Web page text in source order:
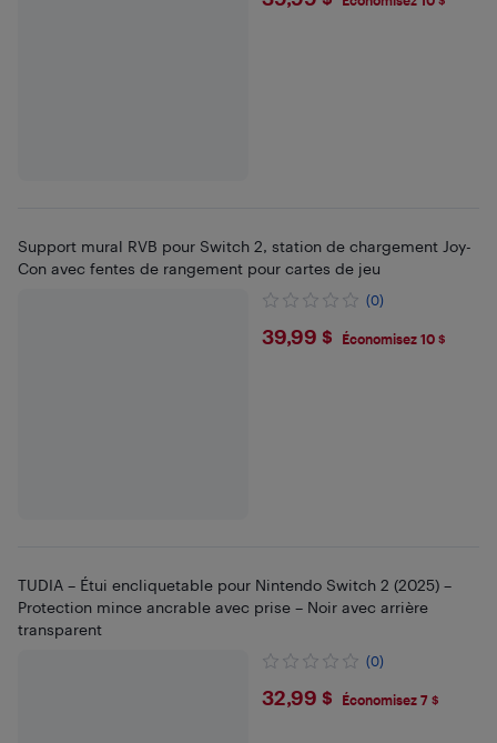
Support mural RVB pour Switch 2, station de chargement Joy-
Con avec fentes de rangement pour cartes de jeu
(0)
$39.99
39,99 $ Économisez 10 $
TUDIA – Étui encliquetable pour Nintendo Switch 2 (2025) –
Protection mince ancrable avec prise – Noir avec arrière
transparent
(0)
$32.99
32,99 $ Économisez 7 $